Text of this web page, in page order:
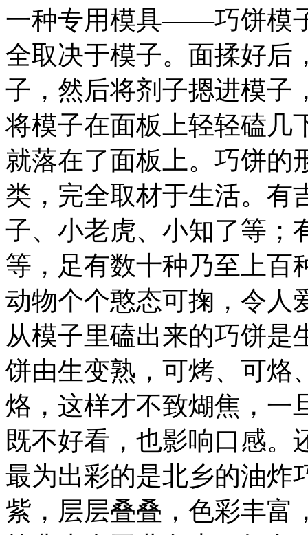
一种专用模具——巧饼模
全取决于模子。面揉好后
子，然后将剂子摁进模子
将模子在面板上轻轻磕几
就落在了面板上。巧饼的
类，完全取材于生活。有
子、小老虎、小知了等；
等，足有数十种乃至上百
动物个个憨态可掬，令人
从模子里磕出来的巧饼是
饼由生变熟，可烤、可烙
烙，这样才不致煳焦，一
既不好看，也影响口感。
最为出彩的是北乡的油炸
紫，层层叠叠，色彩丰富